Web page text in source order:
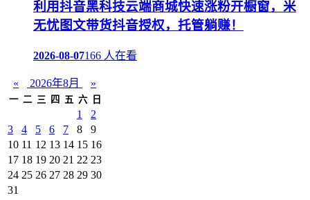
利用抖音黑科技云端商城快速涨粉开橱窗，米
无忧图文带货抖音授权，托管躺赚！
2026-08-07166 人在看
« 2026年8月 »
一 二 三 四 五 六 日
1
2
3
4 5 6 7 8
9
10 11 12 13 14 15 16
17 18 19 20 21 22 23
24 25 26 27 28 29 30
31